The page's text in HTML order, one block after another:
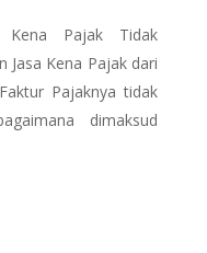
Kena Pajak Tidak
Kena Pajak dari
Pajaknya tidak
dimaksud